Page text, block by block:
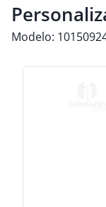
Modelo: